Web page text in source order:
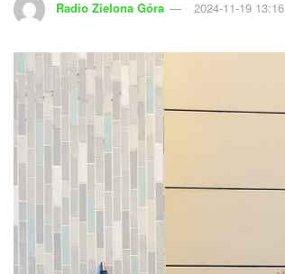
Radio Zielona Góra 2024-11-19 13:16